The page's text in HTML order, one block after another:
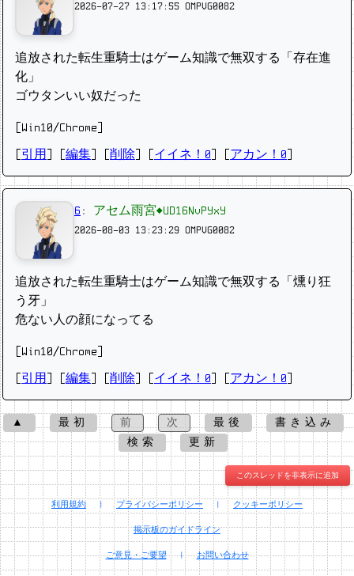
2026-07-27 13:17:55 OMPVG0082
追放された転生重騎士はゲーム知識で無双する「存在進
化」
ゴウタンいい奴だった
[Win10/Chrome]
引用 編集 削除 イイネ！0 アカン！0
6 : アセム雨宮◆UD16NvPYxY
2026-08-03 13:23:29 OMPVG0082
追放された転生重騎士はゲーム知識で無双する「燻り狂
う牙」
危ない人の顔になってる
[Win10/Chrome]
引用 編集 削除 イイネ！0 アカン！0
▲ 最初 前 次 最後
書き込み
検索
更新
このスレッドを非表示に追加
利用規約 | プライバシーポリシー | クッキーポリシー
掲示板のガイドライン
ご意見・ご要望 | お問い合わせ